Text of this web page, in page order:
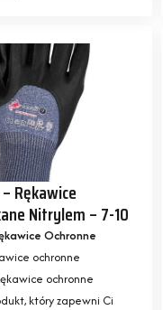
Rękawice
Nitrylem – 7-10
Ochronne
ochronne
ochronne
który zapewni Ci